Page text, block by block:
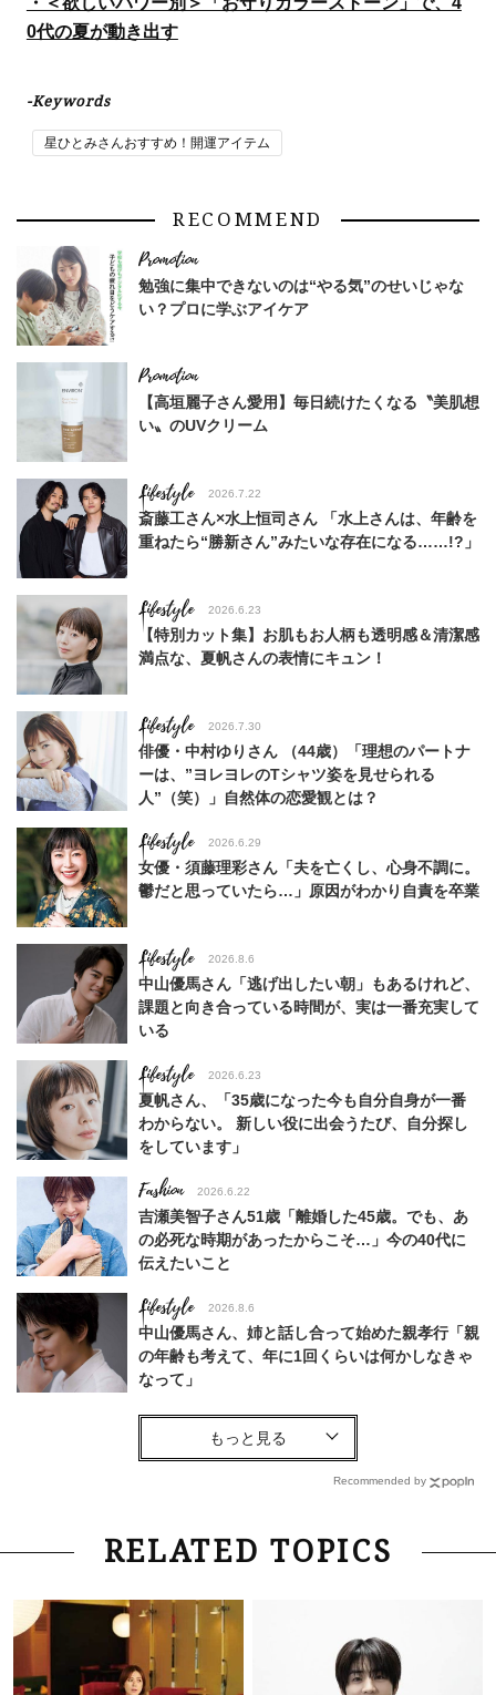
0代の夏が動き出す
-Keywords
星ひとみさんおすすめ！開運アイテム
RECOMMEND
勉強に集中できないのは“やる気”のせいじゃな
い？プロに学ぶアイケア
【高垣麗子さん愛用】毎日続けたくなる〝美肌想
い〟のUVクリーム
Lifestyle 2026.7.22
斎藤工さん×水上恒司さん 「水上さんは、年齢を
重ねたら“勝新さん”みたいな存在になる……!?」
Lifestyle 2026.6.23
【特別カット集】お肌もお人柄も透明感＆清潔感
満点な、夏帆さんの表情にキュン！
Lifestyle 2026.7.30
俳優・中村ゆりさん （44歳）「理想のパートナ
ーは、”ヨレヨレのTシャツ姿を見せられる
人”（笑）」自然体の恋愛観とは？
Lifestyle 2026.6.29
女優・須藤理彩さん「夫を亡くし、心身不調に。
鬱だと思っていたら…」原因がわかり自責を卒業
Lifestyle 2026.8.6
中山優馬さん「逃げ出したい朝」もあるけれど、
課題と向き合っている時間が、実は一番充実して
いる
Lifestyle 2026.6.23
夏帆さん、「35歳になった今も自分自身が一番
わからない。 新しい役に出会うたび、自分探し
をしています」
Fashion 2026.6.22
吉瀬美智子さん51歳「離婚した45歳。でも、あ
の必死な時期があったからこそ…」今の40代に
伝えたいこと
Lifestyle 2026.8.6
中山優馬さん、姉と話し合って始めた親孝行「親
の年齢も考えて、年に1回くらいは何かしなきゃ
なって」
Lifestyle
「お若いですね」は褒め言葉？“若い＝美しい”と
錯覚させる社会の危うさ【上野千鶴子のジェンダ
Lifestyle 2026.8.6
26年夏の【開運アクション】は”ひと拭き”習
は？」
Fashion 2026.6.12
中村ゆりさん「40代になり、やっと“仕事以外の
Recommended by
RELATED TOPICS